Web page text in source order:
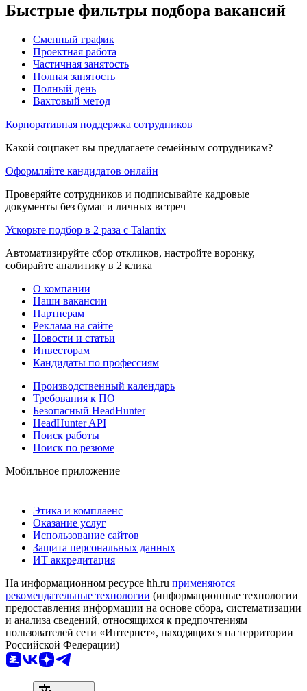
Быстрые фильтры подбора вакансий
Сменный график
Проектная работа
Частичная занятость
Полная занятость
Полный день
Вахтовый метод
Корпоративная поддержка сотрудников
Какой соцпакет вы предлагаете семейным сотрудникам?
Оформляйте кандидатов онлайн
Проверяйте сотрудников и подписывайте кадровые
документы без бумаг и личных встреч
Ускорьте подбор в 2 раза с Talantix
Автоматизируйте сбор откликов, настройте воронку,
собирайте аналитику в 2 клика
О компании
Наши вакансии
Партнерам
Реклама на сайте
Новости и статьи
Инвесторам
Кандидаты по профессиям
Производственный календарь
Требования к ПО
Безопасный HeadHunter
HeadHunter API
Поиск работы
Поиск по резюме
Мобильное приложение
Этика и комплаенс
Оказание услуг
Использование сайтов
Защита персональных данных
ИТ аккредитация
На информационном ресурсе hh.ru применяются
рекомендательные технологии (информационные технологии
предоставления информации на основе сбора, систематизации
и анализа сведений, относящихся к предпочтениям
пользователей сети «Интернет», находящихся на территории
Российской Федерации)